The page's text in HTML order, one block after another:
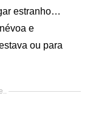
estranho…
e
ou para